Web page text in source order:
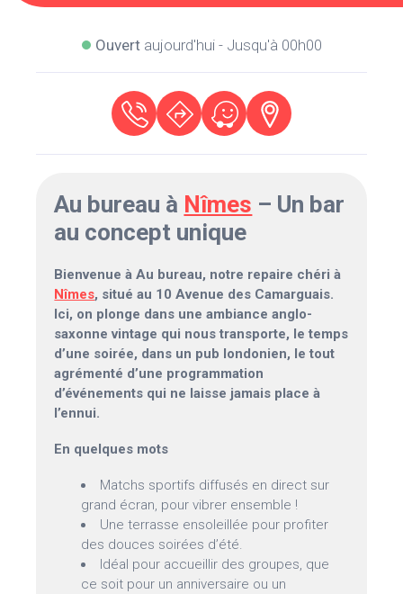
Ouvertaujourd'hui - Jusqu'à 00h00
Au bureau à Nîmes – Un bar
au concept unique
Bienvenue à Au bureau, notre repaire chéri à
Nîmes, situé au 10 Avenue des Camarguais.
Ici, on plonge dans une ambiance anglo-
saxonne vintage qui nous transporte, le temps
d’une soirée, dans un pub londonien, le tout
agrémenté d’une programmation
d’événements qui ne laisse jamais place à
l’ennui.
En quelques mots
Matchs sportifs diffusés en direct sur
grand écran, pour vibrer ensemble !
Une terrasse ensoleillée pour profiter
des douces soirées d’été.
Idéal pour accueillir des groupes, que
ce soit pour un anniversaire ou un